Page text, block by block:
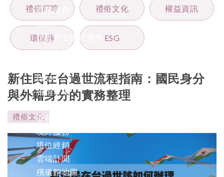
尊榮服務
Back
頂級賓士接送服務
VIP洽談室
Back
告別會場
西/日式拜飯
靈前花
境外服務
塔位經銷
雲端訃聞
殯儀館地圖
禮儀叮嚀 禮俗文化 權益資訊
環保葬 ESG
新住民在台過世流程指南：國民身分
與外籍身分的實務整理
禮俗文化